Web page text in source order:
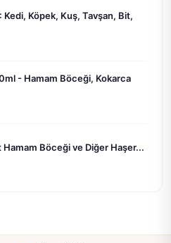
Kedi, Köpek, Kuş, Tavşan, Bit,
- Hamam Böceği, Kokarca
Hamam Böceği ve Diğer Haşer...